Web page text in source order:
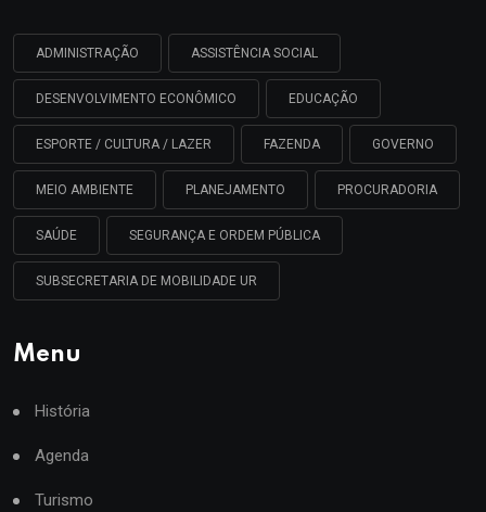
ADMINISTRAÇÃO ASSISTÊNCIA SOCIAL
DESENVOLVIMENTO ECONÔMICO EDUCAÇÃO
ESPORTE / CULTURA / LAZER FAZENDA GOVERNO
MEIO AMBIENTE PLANEJAMENTO PROCURADORIA
SAÚDE SEGURANÇA E ORDEM PÚBLICA
SUBSECRETARIA DE MOBILIDADE UR
Menu
História
Agenda
Turismo